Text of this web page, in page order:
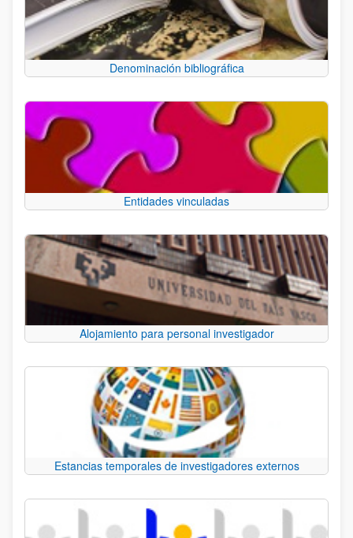
Denominación bibliográfica
Entidades vinculadas
Alojamiento para personal investigador
Estancias temporales de investigadores externos